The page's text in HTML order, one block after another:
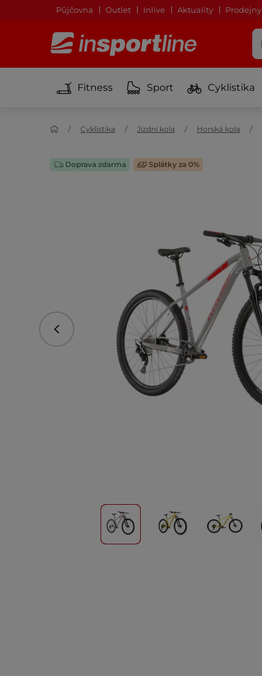
Půjčovna Outlet Inlive Aktuality Prodejny
Fitness Sport Cyklistika
Cyklistika Jízdní kola Horská kola
Doprava zdarma Splátky za 0%
Předchozí